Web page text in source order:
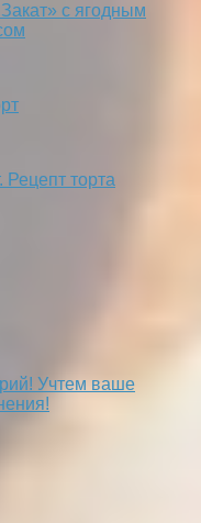
с ягодным
торта
Учтем ваше